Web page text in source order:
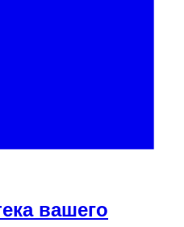
вашего